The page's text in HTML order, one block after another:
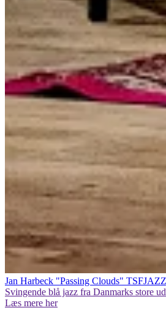
Jan Harbeck "Passing Clouds"
Svingende blå jazz fra Danmarks store
Læs mere her